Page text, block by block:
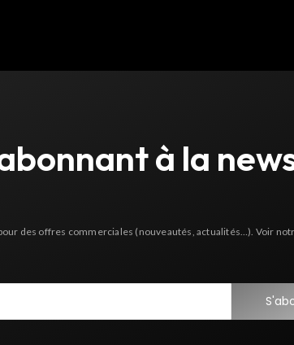
à la
des offres commerciales (nouveautés, actualités…). Voir